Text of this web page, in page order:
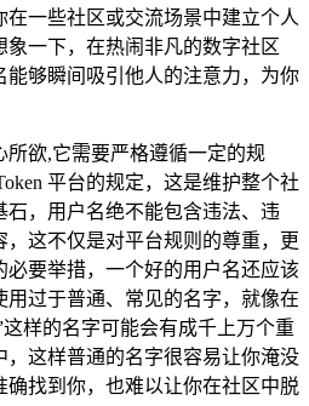
一些社区或交流场景中建立个人
一下，在热闹非凡的数字社区
能够瞬间吸引他人的注意力，为你
所欲,它需要严格遵循一定的规
平台的规定，这是维护整个社
石，用户名绝不能包含违法、违
这不仅是对平台规则的尊重，更
要举措，一个好的用户名还应该
过于普通、常见的名字，就像在
这样的名字可能会有成千上万个重
，这样普通的名字很容易让你淹没
找到你，也难以让你在社区中脱